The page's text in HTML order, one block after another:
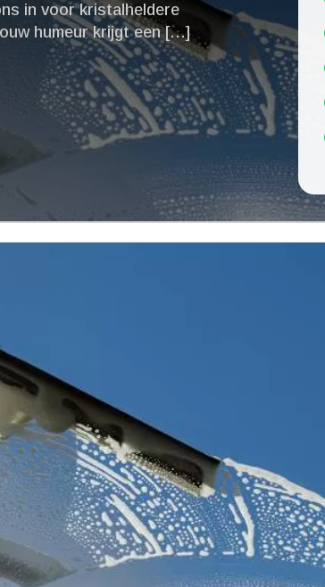
in voor kristalheldere
humeur krijgt een […]